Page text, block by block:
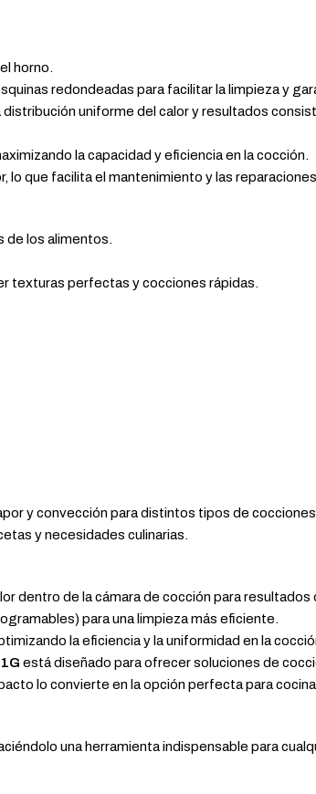
horno.
redondeadas para facilitar la limpieza y
distribución uniforme del calor y resultados
la capacidad y eficiencia en la cocción.
lo que facilita el mantenimiento y las
de los alimentos.
texturas perfectas y cocciones rápidas.
y convección para distintos tipos de
y necesidades culinarias.
dentro de la cámara de cocción para resultados
para una limpieza más eficiente.
la eficiencia y la uniformidad en la
está diseñado para ofrecer soluciones de
lo convierte en la opción perfecta para
una herramienta indispensable para